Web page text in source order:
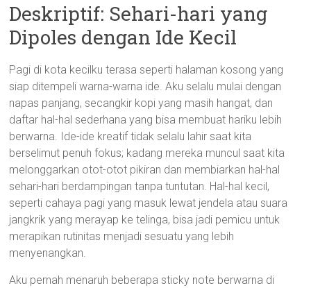
Deskriptif: Sehari-hari yang
Dipoles dengan Ide Kecil
Pagi di kota kecilku terasa seperti halaman kosong yang
siap ditempeli warna-warna ide. Aku selalu mulai dengan
napas panjang, secangkir kopi yang masih hangat, dan
daftar hal-hal sederhana yang bisa membuat hariku lebih
berwarna. Ide-ide kreatif tidak selalu lahir saat kita
berselimut penuh fokus; kadang mereka muncul saat kita
melonggarkan otot-otot pikiran dan membiarkan hal-hal
sehari-hari berdampingan tanpa tuntutan. Hal-hal kecil,
seperti cahaya pagi yang masuk lewat jendela atau suara
jangkrik yang merayap ke telinga, bisa jadi pemicu untuk
merapikan rutinitas menjadi sesuatu yang lebih
menyenangkan.
Aku pernah menaruh beberapa sticky note berwarna di